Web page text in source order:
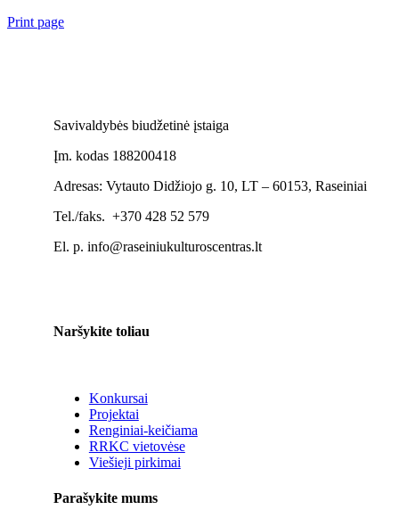
Print page
Savivaldybės biudžetinė įstaiga
Įm. kodas 188200418
Adresas: Vytauto Didžiojo g. 10, LT – 60153, Raseiniai
Tel./faks. +370 428 52 579
El. p. info@raseiniukulturoscentras.lt
Naršykite toliau
Konkursai
Projektai
Renginiai-keičiama
RRKC vietovėse
Viešieji pirkimai
Parašykite mums